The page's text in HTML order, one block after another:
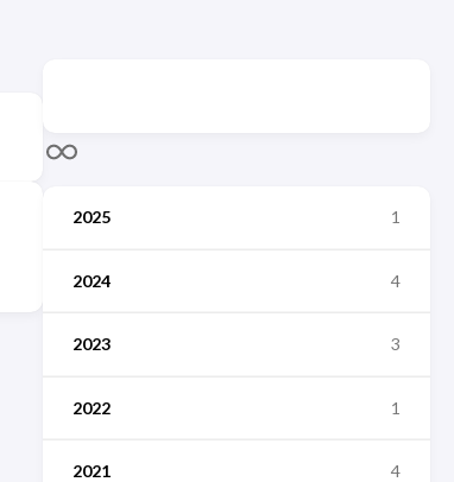
2025 1
2024 4
2023 3
2022 1
2021 4